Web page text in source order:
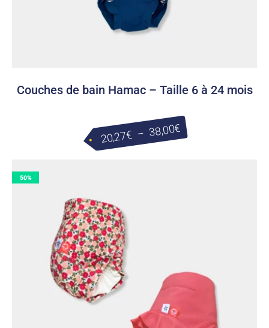
Couches de bain Hamac – Taille 6 à 24 mois
20,27€ – 38,00€Plage
50%